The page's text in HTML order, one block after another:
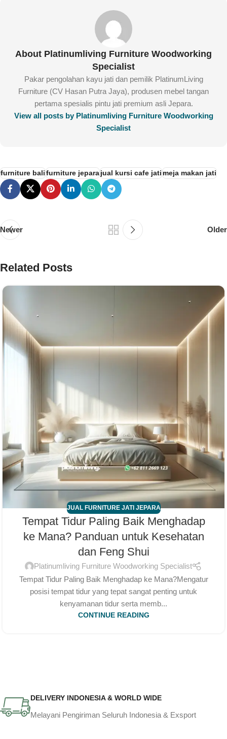
About Platinumliving Furniture Woodworking
Specialist
Pakar pengolahan kayu jati dan pemilik PlatinumLiving
Furniture (CV Hasan Putra Jaya), produsen mebel tangan
pertama spesialis pintu jati premium asli Jepara.
View all posts by Platinumliving Furniture Woodworking
Specialist
furniture bali furniture jeparajual kursi cafe jati meja makan jati
Newer Older
Related Posts
JUAL FURNITURE JATI JEPARA
Tempat Tidur Paling Baik Menghadap
ke Mana? Panduan untuk Kesehatan
dan Feng Shui
Platinumliving Furniture Woodworking Specialist
Tempat Tidur Paling Baik Menghadap ke Mana?Mengatur
posisi tempat tidur yang tepat sangat penting untuk
kenyamanan tidur serta memb...
CONTINUE READING
DELIVERY INDONESIA & WORLD WIDE
Melayani Pengiriman Seluruh Indonesia & Exsport